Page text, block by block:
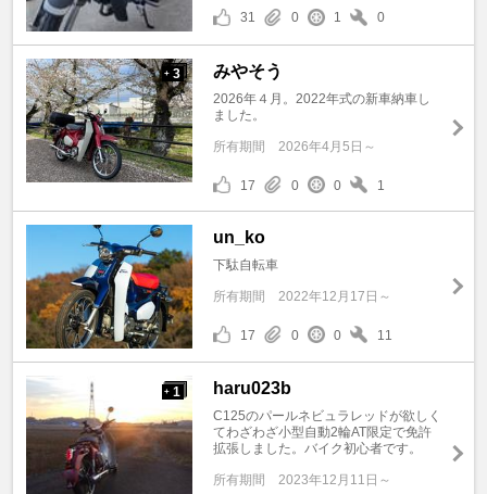
31 0 1 0
+ 3 みやそう
2026年４月。2022年式の新車納車し
ました。
所有期間 2026年4月5日～
17 0 0 1
un_ko
下駄自転車
所有期間 2022年12月17日～
17 0 0 11
+ 1 haru023b
C125のパールネビュラレッドが欲しく
てわざわざ小型自動2輪AT限定で免許
拡張しました。バイク初心者です。
所有期間 2023年12月11日～